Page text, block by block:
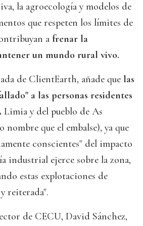
la agroecología y modelos de
que respeten los límites de
a frenar la
un mundo rural vivo.
de ClientEarth, añade que las
a las personas residentes
Limia y del pueblo de As
nombre que el embalse), ya que
conscientes" del impacto
industrial ejerce sobre la zona,
estas explotaciones de
reiterada".
de CECU, David Sánchez,